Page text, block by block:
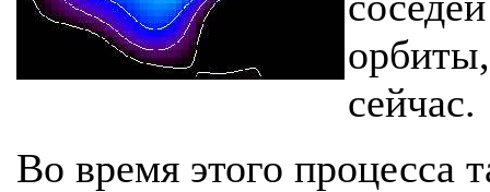
сейчас.
Во время этого процесса